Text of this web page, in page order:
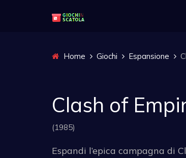
Home Giochi Espansione
Clash of
(1985)
Espandi l’epica campagna di